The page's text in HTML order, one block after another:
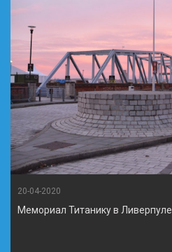
20-04-2020
Мемориал Титанику в Ливерпуле